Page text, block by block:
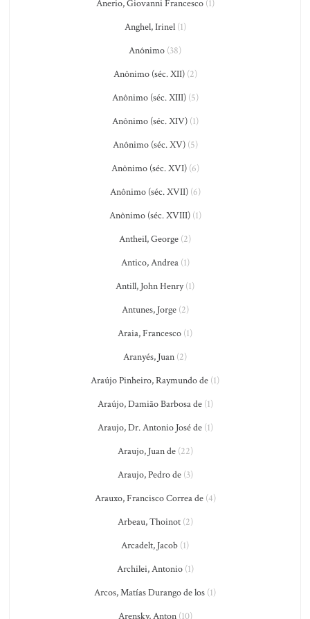
Anerio, Giovanni Francesco(1)
Anghel, Irinel(1)
Anônimo (38)
Anônimo (séc. XII)(2)
Anônimo (séc. XIII)(5)
Anônimo (séc. XIV)(1)
Anônimo (séc. XV)(5)
Anônimo (séc. XVI)(6)
Anônimo (séc. XVII)(6)
Anônimo (séc. XVIII)(1)
Antheil, George (2)
Antico, Andrea(1)
Antill, John Henry(1)
Antunes, Jorge(2)
Araia, Francesco (1)
Aranyés, Juan (2)
Araújo Pinheiro, Raymundo de (1)
Araújo, Damião Barbosa de(1)
Araujo, Dr. Antonio José de(1)
Araujo, Juan de(22)
Araujo, Pedro de(3)
Arauxo, Francisco Correa de(4)
Arbeau, Thoinot(2)
Arcadelt, Jacob (1)
Archilei, Antonio(1)
Arcos, Matías Durango de los (1)
Arensky, Anton(10)